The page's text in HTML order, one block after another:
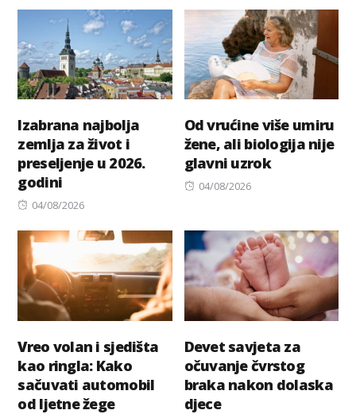
Izabrana najbolja
zemlja za život i
preseljenje u 2026.
godini
Posted
04/08/2026
Od vrućine više umiru
žene, ali biologija nije
glavni uzrok
Posted
04/08/2026
Vreo volan i sjedišta
kao ringla: Kako
sačuvati automobil
od ljetne žege
Devet savjeta za
očuvanje čvrstog
braka nakon dolaska
djece